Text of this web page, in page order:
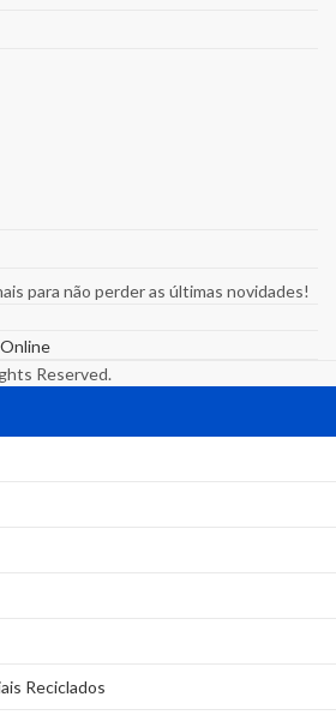
para não perder as últimas novidades!
Reserved.
Reciclados